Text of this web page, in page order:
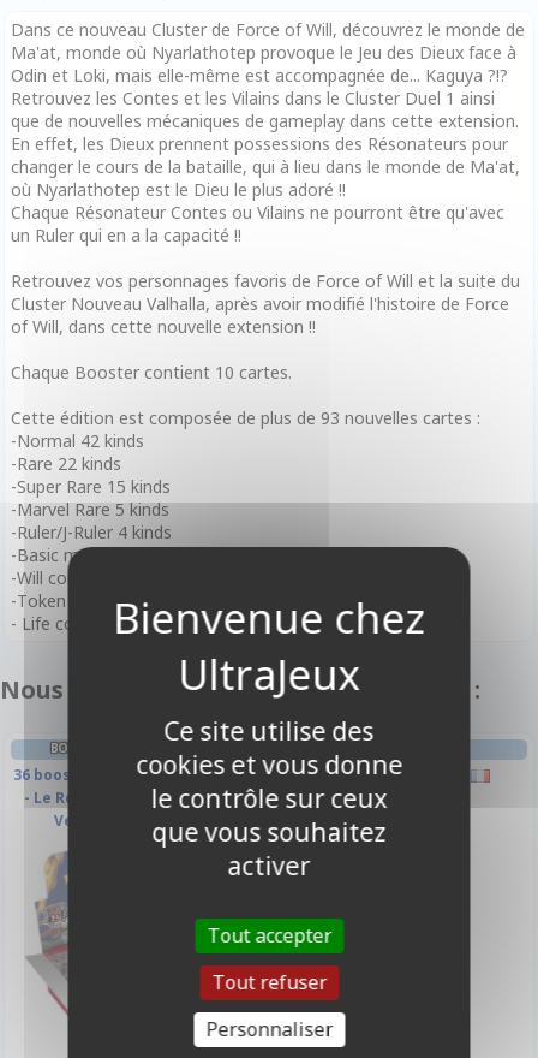
Dans ce nouveau Cluster de Force of Will, découvrez le monde de
Ma'at, monde où Nyarlathotep provoque le Jeu des Dieux face à
Odin et Loki, mais elle-même est accompagnée de... Kaguya ?!?
Retrouvez les Contes et les Vilains dans le Cluster Duel 1 ainsi
que de nouvelles mécaniques de gameplay dans cette extension.
En effet, les Dieux prennent possessions des Résonateurs pour
changer le cours de la bataille, qui à lieu dans le monde de Ma'at,
où Nyarlathotep est le Dieu le plus adoré !!
Chaque Résonateur Contes ou Vilains ne pourront être qu'avec
un Ruler qui en a la capacité !!
Retrouvez vos personnages favoris de Force of Will et la suite du
Cluster Nouveau Valhalla, après avoir modifié l'histoire de Force
of Will, dans cette nouvelle extension !!
Chaque Booster contient 10 cartes.
Cette édition est composée de plus de 93 nouvelles cartes :
-Normal 42 kinds
-Rare 22 kinds
-Super Rare 15 kinds
-Marvel Rare 5 kinds
-Ruler/J-Ruler 4 kinds
-Basic magic stone 5 kinds
-Will coin card 4 kinds
-Token card 3 kinds
- Life counter card 12 kinds
Nous vous recommandons également :
BOITE DE BOOSTERS FRANÇAIS
36 boosters - D2 - Cluster Duel 2
- Le Retour du Jeu des Dieux -
Version Francaise
L2 - Héritage Perdu
Ce site utilise des
cookies et vous donne
le contrôle sur ceux
que vous souhaitez
activer
Tout accepter
Tout refuser
Personnaliser